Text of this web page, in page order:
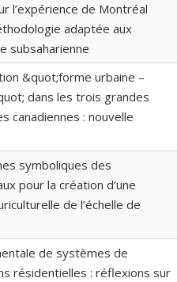
l’expérience de Montréal
adaptée aux
subsaharienne
&quot;forme urbaine –
dans les trois grandes
canadiennes : nouvelle
symboliques des
pour la création d’une
de l’échelle de
de systèmes de
résidentielles : réflexions sur